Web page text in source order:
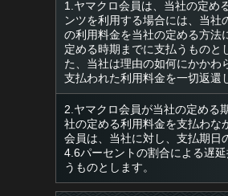
1.ヤマクロ会員は、当社の定め
ンツを利用する場合には、当社
の利用料金を当社の定める方法
定める時期までに支払うものと
た、当社は理由の如何にかかわ
支払われた利用料金を一切返還
2.ヤマクロ会員が当社の定める
社の定める利用料金を支払わな
会員は、当社に対し、支払期日
4.6パーセントの割合による遅
うものとします。